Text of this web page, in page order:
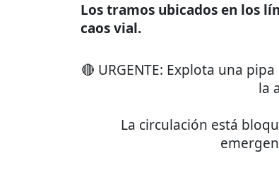
Los tramos ubicados en los
caos vial.
🔴 URGENTE: Explota una
la
La circulación está